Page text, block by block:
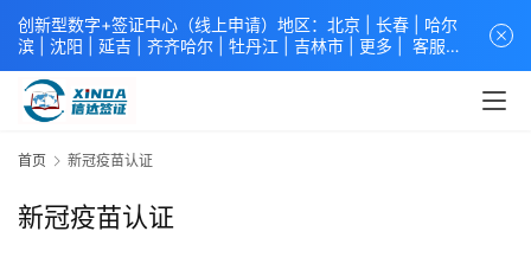
首页 新冠疫苗认证
新冠疫苗认证
创新型数字+签证中心（线上申请）地区：北京 | 长春
哈尔
滨
沈阳 延吉 | 齐齐哈尔 | 牡丹江 吉林市 | 更多 | 客服中
心
中青旅信达联合签证中心
学签证 商务签证 探亲签证 旅游签证 涉外公证 外交部认证 单
xindavisa01 免责声明：本站非政府网站，不隶属于大使馆！
提供服务机构： 信达出入境服务有限公司
交部认证 单（双认证），海牙认证。